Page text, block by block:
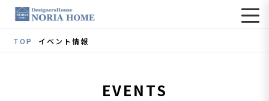
TOP イベント情報
EVENTS